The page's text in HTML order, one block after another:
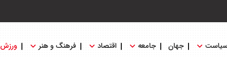
جهان جامعه اقتصاد فرهنگ و هنر ورزش